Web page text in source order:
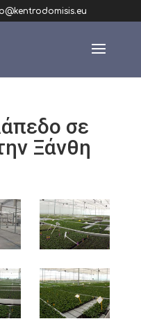
σε
Ξάνθη